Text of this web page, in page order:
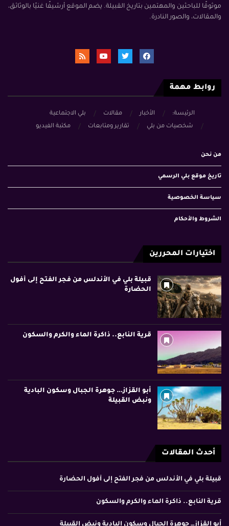
موثوقًا للباحثين والمهتمين بتاريخ القبيلة. يضم الموقع أرشيفًا غنيًا بالوثائق،
والمقالات، والصور النادرة.
روابط مهمة
الرئيسة: الأخبار مقالات
بلي الاجتماعية
شخصيات من بلي
تقارير ومتابعات مكتبة الفيديو
من نحن
تاريخ موقع بلي الرسمي
سياسة الخصوصية
الشروط والأحكام
اختيارات المحررين
قبيلة بلي في الأندلس من فجر الفتح إلى أفول
الحضارة
قرية النابع.. ذاكرة الماء والكرم والسكون
أبو القزاز… جوهرة الجبال وسكون البادية
ونبض القبيلة
أحدث المقالات
قبيلة بلي في الأندلس من فجر الفتح إلى أفول الحضارة
قرية النابع.. ذاكرة الماء والكرم والسكون
أبو القزاز… جوهرة الجبال وسكون البادية ونبض القبيلة